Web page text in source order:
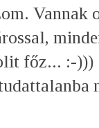
Vannak
főz... :-)))